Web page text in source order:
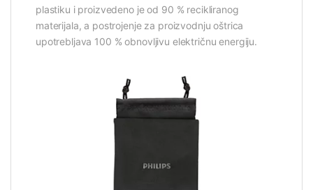
plastiku i proizvedeno je od 90 % recikliranog
materijala, a postrojenje za proizvodnju oštrica
upotrebljava 100 % obnovljivu električnu energiju.